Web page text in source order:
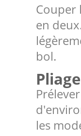
Couper
en
bol.
les